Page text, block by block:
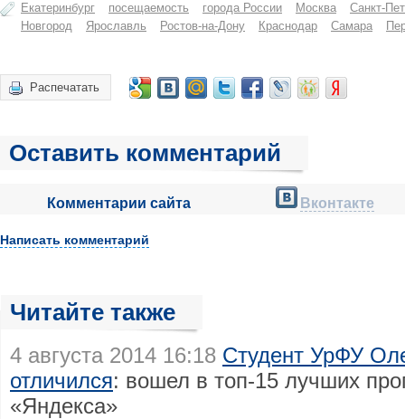
Екатеринбург посещаемость города России Москва
Санкт-
Новгород
Ярославль Ростов-на-Дону Краснодар Самара
Распечатать
Оставить комментарий
Комментарии сайта Вконтакте
Написать комментарий
Читайте также
4 августа 2014 16:18 Студент УрФУ
отличился: вошел в топ-15 лучших
«Яндекса»